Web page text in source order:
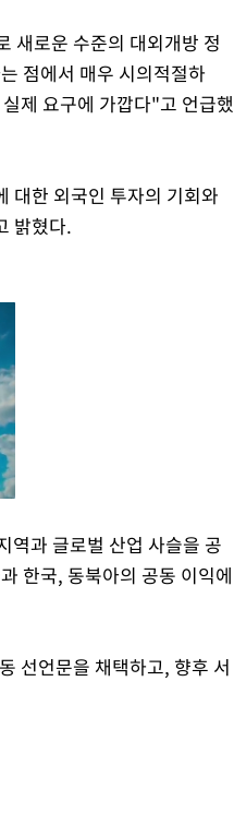
새로운 수준의 대외개방 정
점에서 매우 시의적절하
제 요구에 가깝다"고 언급했
대한 외국인 투자의 기회와
밝혔다.
역과 글로벌 산업 사슬을 공
한국, 동북아의 공동 이익에
선언문을 채택하고, 향후 서